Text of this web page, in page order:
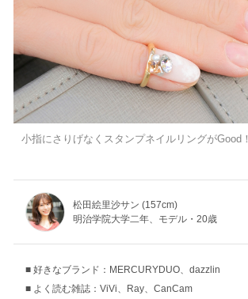
小指にさりげなくスタンプネイルリングがGood！
松田絵里沙サン (157cm)
明治学院大学二年、モデル・20歳
好きなブランド：MERCURYDUO、dazzlin
よく読む雑誌：ViVi、Ray、CanCam